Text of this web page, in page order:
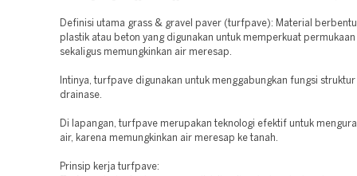
Definisi utama grass & gravel paver (turfpave): Material
plastik atau beton yang digunakan untuk memperkuat permukaan
sekaligus memungkinkan air meresap.
Intinya, turfpave digunakan untuk menggabungkan fungsi
drainase.
Di lapangan, turfpave merupakan teknologi efektif untuk
air, karena memungkinkan air meresap ke tanah.
Prinsip kerja turfpave: